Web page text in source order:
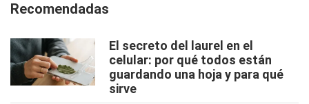
Recomendadas
El secreto del laurel en el
celular: por qué todos están
guardando una hoja y para qué
sirve